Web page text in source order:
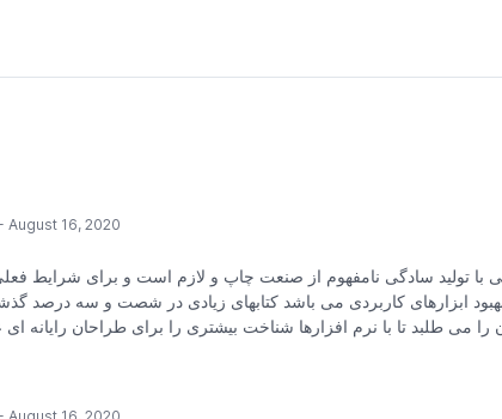
August 16, 2020
با تولید سادگی نامفهوم از صنعت چاپ و لازم است و برای شرایط فعلی
ابزارهای کاربردی می باشد کتابهای زیادی در شصت و سه درصد
می طلبد تا با نرم افزارها شناخت بیشتری را برای طراحان رایانه